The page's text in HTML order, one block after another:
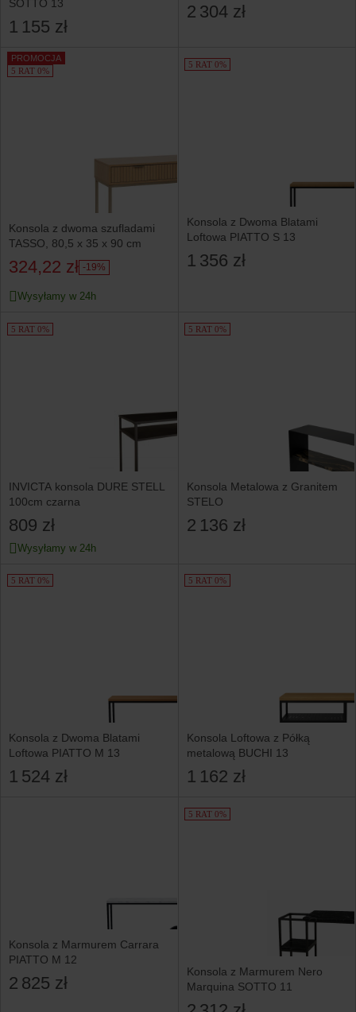
SOTTO 13
1 155 zł
2 304 zł
PROMOCJA
5 RAT 0%
Konsola z dwoma szufladami
TASSO, 80,5 x 35 x 90 cm
324,22 zł -19%
Wysyłamy w 24h
5 RAT 0%
Konsola z Dwoma Blatami
Loftowa PIATTO S 13
1 356 zł
5 RAT 0%
INVICTA konsola DURE STELL
100cm czarna
809 zł
Wysyłamy w 24h
5 RAT 0%
Konsola Metalowa z Granitem
STELO
2 136 zł
5 RAT 0%
Konsola z Dwoma Blatami
Loftowa PIATTO M 13
1 524 zł
5 RAT 0%
Konsola Loftowa z Półką
metalową BUCHI 13
1 162 zł
Konsola z Marmurem Carrara
PIATTO M 12
2 825 zł
5 RAT 0%
Konsola z Marmurem Nero
Marquina SOTTO 11